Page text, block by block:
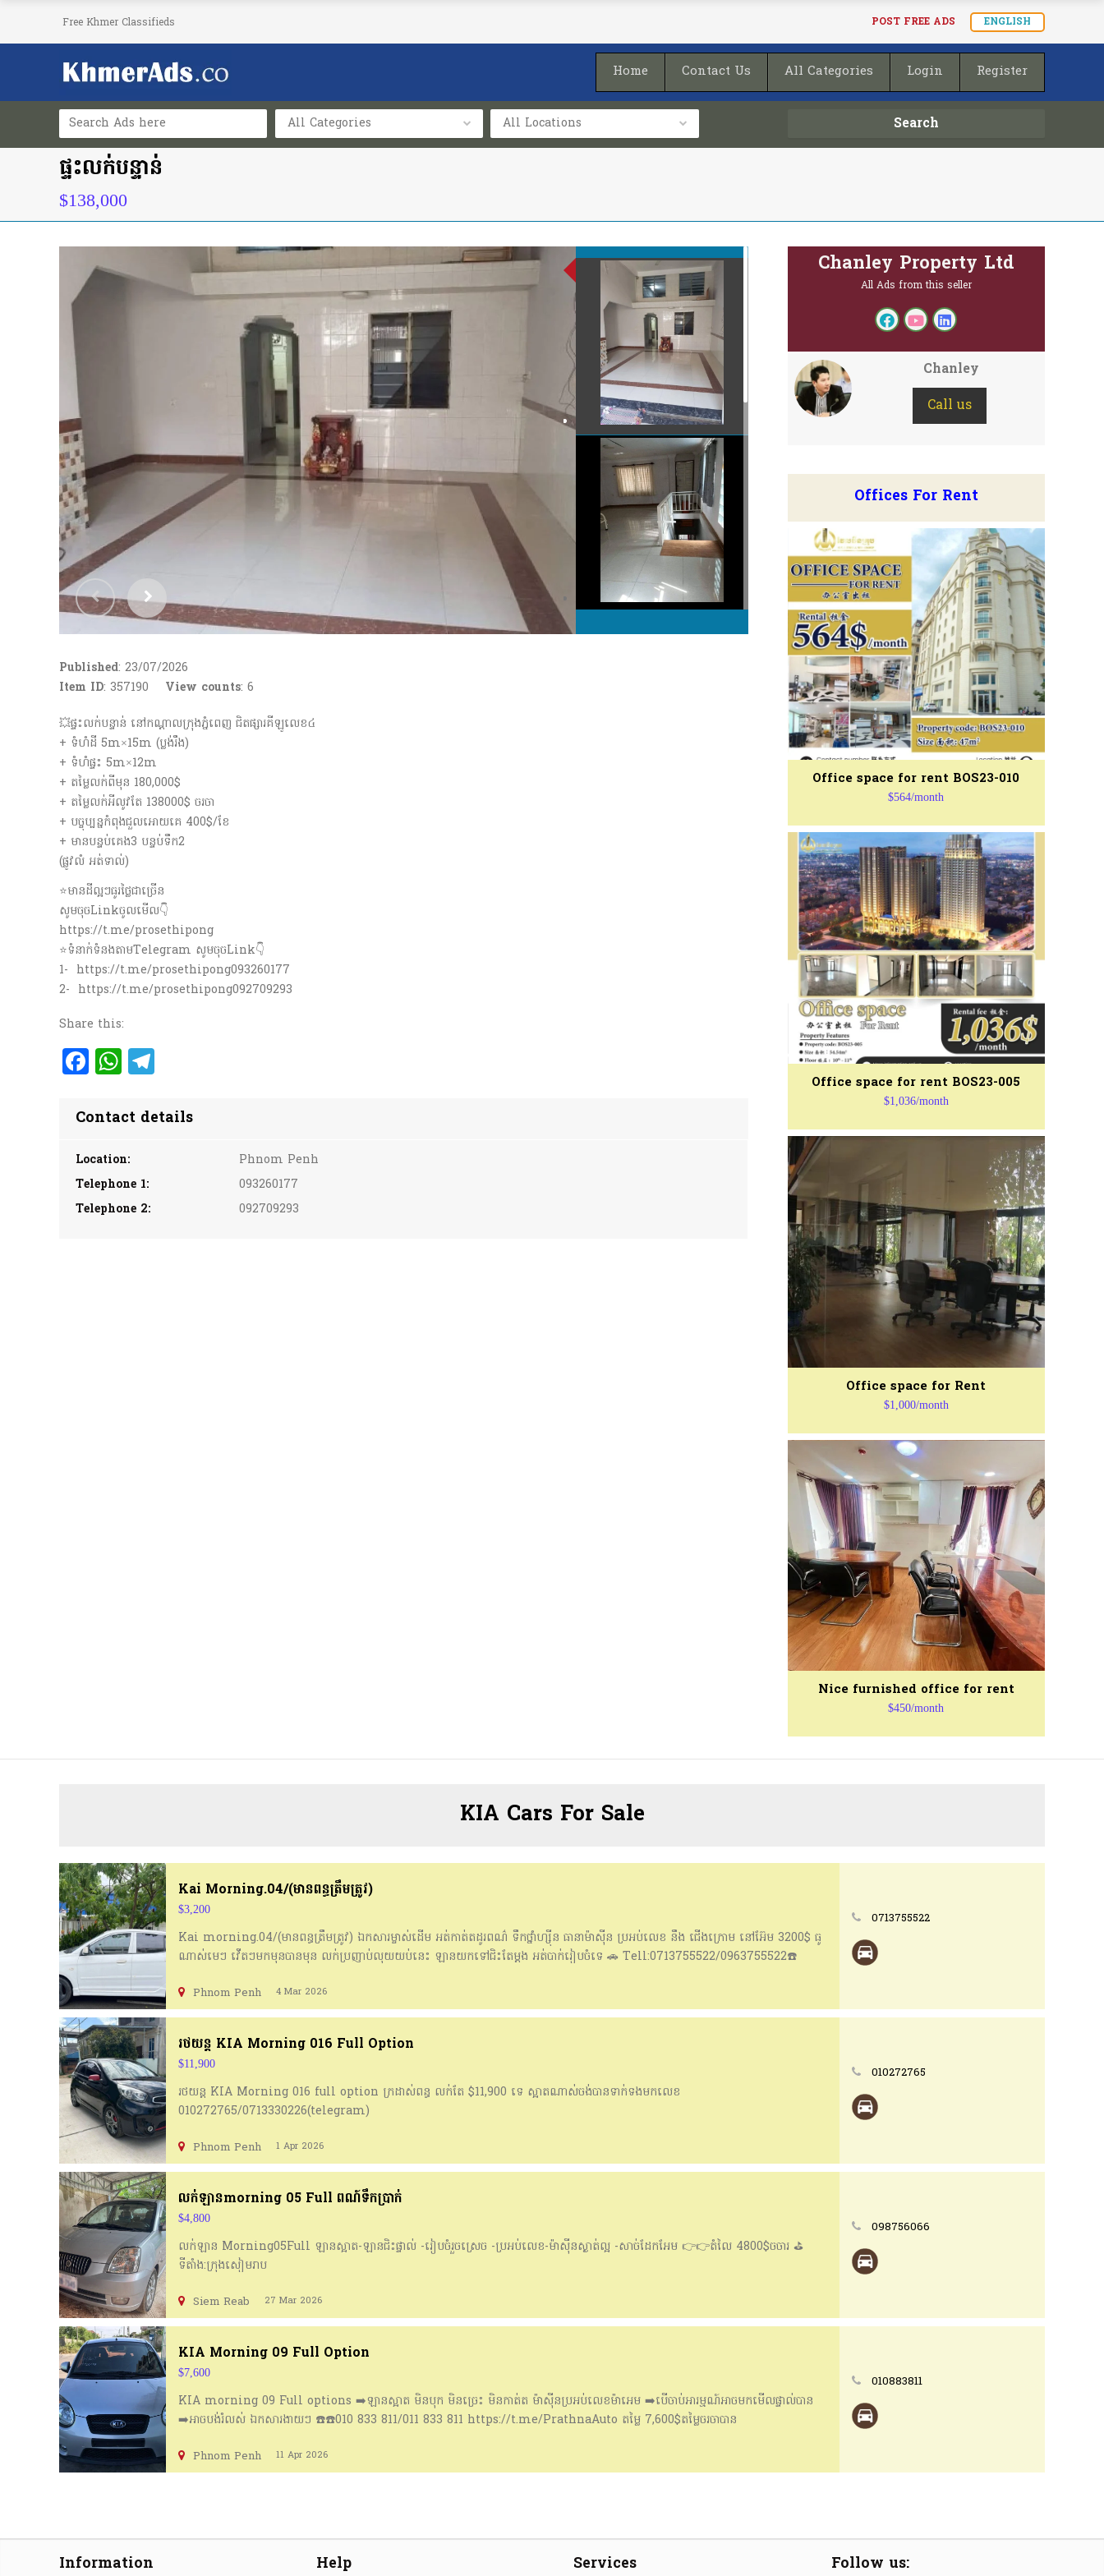
POST FREE ADS ENGLISH
Free Khmer Classifieds
Home Contact Us All Categories Login Register
All Categories All Locations Search
ផ្ទះលក់បន្ទាន់
$138,000
Published: 23/07/2026
Item ID: 357190 View counts: 6
💥ផ្ទះលក់បន្ទាន់ នៅកណ្តាលក្រុងភ្នំពេញ ជិតផ្សារគីឡូលេខ៤
+ ទំហំដី 5m×15m (ប្លង់រឹង)
+ ទំហំផ្ទះ 5m×12m
+ តម្លៃលក់ពីមុន 180,000$
+ តម្លៃលក់អីលូវតែ 138000$ ចរចា
+ បច្ចុប្បន្នកំពុងជួលអោយគេ 400$/ខែ
+ មានបន្ទប់គេង3 បន្ទប់ទឹក2
(ផ្លូវលំ អត់ទាល់)
⭐️មានដីល្អៗធូរថ្លៃជាច្រើន
សូមចុចLinkចូលមើល👇
https://t.me/prosethipong
⭐️ទំនាក់ទំនងតាមTelegram សូមចុចLink👇
1- https://t.me/prosethipong093260177
2- https://t.me/prosethipong092709293
Share this:
Facebook
WhatsApp
Contact details
Location:
Phnom Penh
Telephone 1:
093260177
Telephone 2:
092709293
Chanley Property Ltd
All Ads from this seller
Chanley
Call us
Offices For Rent
Office space for rent BOS23-010
$564/month
Office space for rent BOS23-005
$1,036/month
Office space for Rent
$1,000/month
Nice furnished office for rent
$450/month
KIA Cars For Sale
Kai Morning.04/(មានពន្ធត្រឹមត្រូវ)
$3,200
Kai morning.04/(មានពន្ធត្រឹមត្រូវ) ឯកសារម្ចាស់ដើម អត់កាត់តដូរពណ៌ ទឹកថ្នាំហ្សុីន ធានាម៉ាសុីន ប្រអប់លេខ នឹង ជើងក្រោម នៅអ៊ែម 3200$ ធូ
ណាស់មេៗ វើតៗមកមុនបានមុន លក់ប្រញាប់លុយយប់នេះ ឡានយកទៅជិះតែម្តង អត់បាក់រៀបចំទេ 🚗 Tell:0713755522/0963755522☎️
Phnom Penh 4 Mar 2026
0713755522
រថយន្ត​ KIA Morning 016 Full Option
$11,900
រថយន្ត​ KIA Morning 016 full option ក្រដាស់ពន្ធ​ លក់តែ​ $11,900 ទេ​ ស្អាតណាស់ចង់បានទាក់ទងមកលេខ​
010272765/0713330226(telegram)
Phnom Penh 1 Apr 2026
010272765
លក់ឡានmorning 05 Full ពណ៍ទឹកប្រាក់
$4,800
លក់ឡាន Morning05Full ឡានស្អាត-ឡានជិះផ្ទាល់ -រៀបចំរួចស្រេច -ប្រអប់លេខ-ម៉ាសុីនស្ងាត់ល្អ -សាច់ដែកអែម 👉👉តំលៃ 4800$ចចារ ⛳️
ទីតាំង:ក្រុងសៀមរាប
Siem Reab 27 Mar 2026
098756066
KIA Morning 09 Full Option
$7,600
KIA morning 09 Full options ➡️ឡានស្អាត មិនបុក មិនច្រេះ មិនកាត់ត ម៉ាស៊ីនប្រអប់លេខម៉ាអេម ➡️បើចាប់អារម្មណ៍អាចមកមើលផ្ទាល់បាន
➡️អាចបង់រំលស់ ឯកសារងាយៗ ☎️☎️010 833 811/011 833 811 https://t.me/PrathnaAuto តម្លៃ 7,600$តម្លៃចរចាបាន
Phnom Penh 11 Apr 2026
010883811
Information Help Services Follow us: